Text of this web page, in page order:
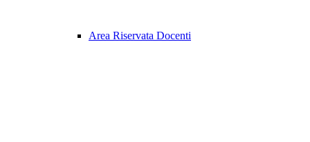
Area Riservata Docenti